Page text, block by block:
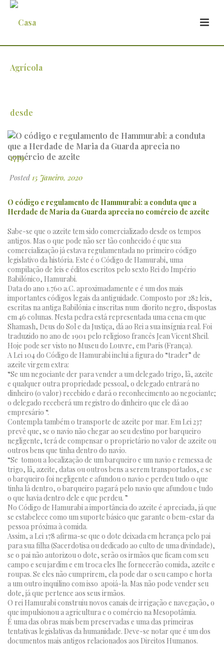
O código e regulamento de Hammurabi:
Posted 15 Janeiro, 2020
O código e regulamento de Hammurabi: a conduta que a
Herdade de Maria da Guarda aprecia no comércio de azeite
Sabe-se que o azeite tem sido comercializado desde os tempos
antigos. Mas o que pode não ser tão conhecido é que sua
comercialização já estava regulamentada no primeiro código
legislativo da história. Este é o Código de Hamurabi, uma
compilação de leis e éditos escritos pelo sexto Rei do Império
Babilónico, Hamurabi.
Data do ano 1.760 a.C. aproximadamente e é um dos mais
importantes códigos legais da antiguidade. Composto por 282 leis,
escritas na antiga Babilónia e inscritas num diorito negro, dispostas
em 46 colunas. Nesta pedra está representada uma cena em que
Shamash, Deus do Sol e da Justiça, dá ao Rei a sua insígnia real. Foi
traduzido no ano de 1901 pelo religioso francês Jean Vicent Sheil.
Hoje pode ser visto no Museu do Louvre, em Paris (França).
A Lei 104 do Código de Hamurabi inclui a figura do “trader” de
azeite virgem extra:
“Se um negociante der para vender a um delegado trigo, lã, azeite
e qualquer outra propriedade pessoal, o delegado entrará no
dinheiro (o valor) recebido e dará o reconhecimento ao negociante;
o delegado receberá um registro do dinheiro que ele dá ao
empresário “.
Contempla também o transporte de azeite por mar. Em Lei 237
prevê que, se o navio não chegar ao seu destino por barqueiro
negligente, terá de compensar o proprietário no valor de azeite ou
outros bens que tinha dentro do navio.
“Se tomou a localização de um barqueiro e um navio e remessa de
trigo, lã, azeite, datas ou outros bens a serem transportados, e se
o barqueiro foi negligente e afundou o navio e perdeu tudo o que
tinha lá dentro, o barqueiro pagará pelo navio que afundou e tudo
o que havia dentro dele e que perdeu. ”
No Código de Hamurabi a importância do azeite é apreciada, já que
se estabelece como um suporte básico que garante o bem-estar da
pessoa próxima à comida.
Assim, a Lei 178 afirma-se que o dote deixada em herança pelo pai
para sua filha (Sacerdotisa ou dedicado ao culto de uma divindade),
se o pai não autorizou o dote, serão os irmãos que ficam com seu
campo e seu jardim e em troca eles lhe fornecerão comida, azeite e
roupas. Se eles não cumprirem, ela pode dar o seu campo e horta
a um outro inquilino com isso apoiá-la. Mas não pode vender seu
dote, já que pertence aos seus irmãos.
O rei Hamurabi construiu novos canais de irrigação e navegação, o
que impulsionou a agricultura e o comércio na Mesopotâmia.
É uma das obras mais bem preservadas e uma das primeiras
tentativas legislativas da humanidade. Deve-se notar que é um dos
documentos mais antigos relacionados aos Direitos Humanos.